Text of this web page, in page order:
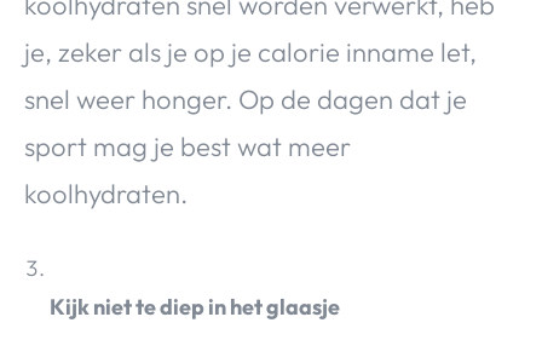
je, zeker als je op je calorie inname let,
snel weer honger. Op de dagen dat je
sport mag je best wat meer
koolhydraten.
Kijk niet te diep in het glaasje